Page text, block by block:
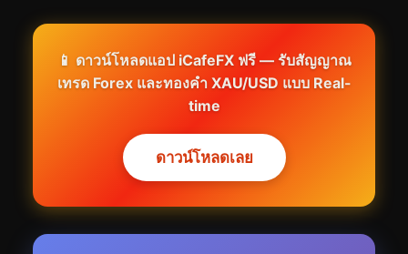
📱 ดาวน์โหลดแอป iCafeFX ฟรี — รับสัญญาณ
เทรด Forex และทองคำ XAU/USD แบบ Real-
time
ดาวน์โหลดเลย